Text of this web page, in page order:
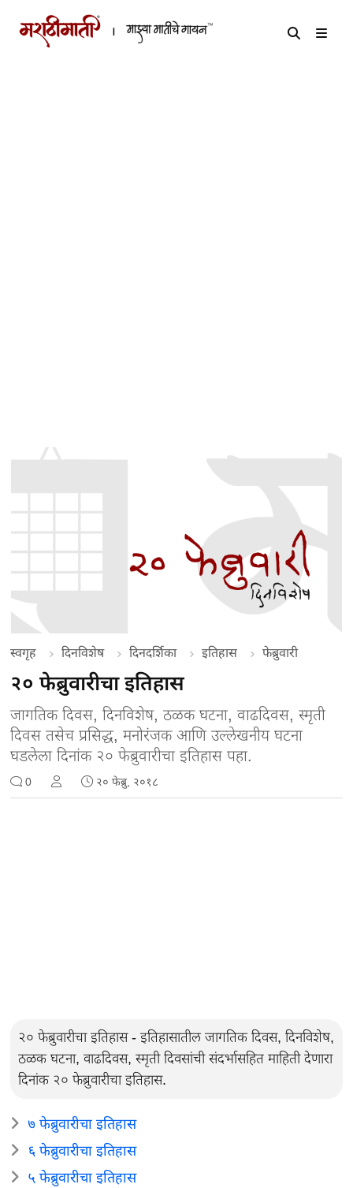
स्वगृह दिनविशेष दिनदर्शिका इतिहास फेब्रुवारी
२० फेब्रुवारीचा इतिहास
जागतिक दिवस, दिनविशेष, ठळक घटना, वाढदिवस, स्मृती
दिवस तसेच प्रसिद्ध, मनोरंजक आणि उल्लेखनीय घटना
घडलेला दिनांक २० फेब्रुवारीचा इतिहास पहा.
0 २० फेब्रु, २०१८
२० फेब्रुवारीचा इतिहास - इतिहासातील जागतिक दिवस, दिनविशेष,
ठळक घटना, वाढदिवस, स्मृती दिवसांची संदर्भासहित माहिती देणारा
दिनांक २० फेब्रुवारीचा इतिहास.
७ फेब्रुवारीचा इतिहास
६ फेब्रुवारीचा इतिहास
५ फेब्रुवारीचा इतिहास